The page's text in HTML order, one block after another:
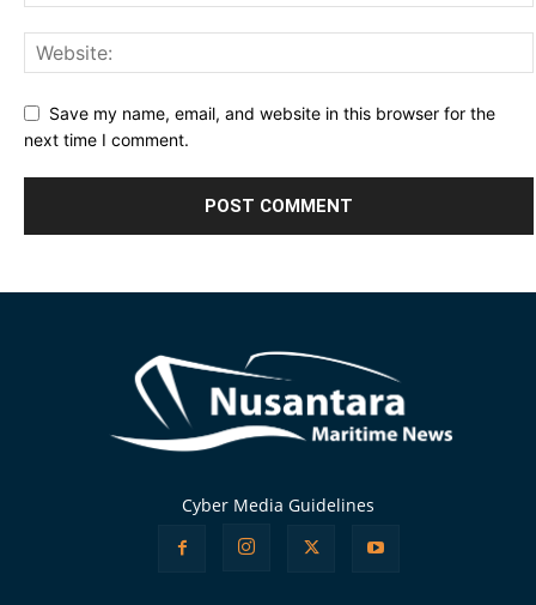
Save my name, email, and website in this browser for the
next time I comment.
Cyber Media Guidelines